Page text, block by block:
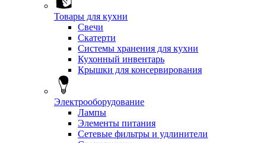
Товары для кухни
Свечи
Скатерти
Системы хранения для кухни
Кухонный инвентарь
Крышки для консервирования
Электрооборудование
Лампы
Элементы питания
Сетевые фильтры и удлинители